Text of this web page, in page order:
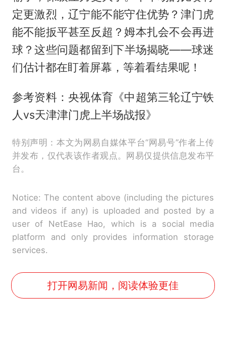
定更激烈，辽宁能不能守住优势？津门虎
能不能扳平甚至反超？姆本扎会不会再进
球？这些问题都留到下半场揭晓——球迷
们估计都在盯着屏幕，等着看结果呢！
参考资料：央视体育《中超第三轮辽宁铁
人vs天津津门虎上半场战报》
特别声明：本文为网易自媒体平台“网易号”作者上传
并发布，仅代表该作者观点。网易仅提供信息发布平
台。
Notice: The content above (including the pictures
and videos if any) is uploaded and posted by a
user of NetEase Hao, which is a social media
platform and only provides information storage
services.
打开网易新闻，阅读体验更佳